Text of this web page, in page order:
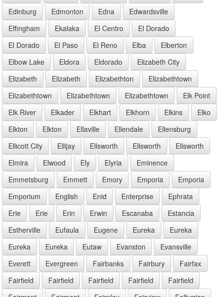
Edinburg
Edmonton Edna
Edwardsville
Effingham
Ekalaka El Centro
El Dorado
El Dorado
El Paso El Reno Elba
Elberton
Elbow Lake
Eldora Eldorado
Elizabeth City
Elizabeth
Elizabeth Elizabethton
Elizabethtown
Elizabethtown
Elizabethtown Elizabethtown
Elk Point
Elk River
Elkader Elkhart Elkhorn Elkins
Elko
Elkton
Elkton Ellaville Ellendale
Ellensburg
Ellicott City
Ellijay Ellsworth Ellsworth
Ellsworth
Elmira
Elwood Ely Elyria
Eminence
Emmetsburg
Emmett Emory Emporia
Emporia
Emporium
English Enid Enterprise
Ephrata
Erie
Erie Erin Erwin Escanaba
Estancia
Estherville
Eufaula Eugene Eureka
Eureka
Eureka
Eureka Eutaw Evanston
Evansville
Everett
Evergreen Fairbanks Fairbury
Fairfax
Fairfield
Fairfield Fairfield Fairfield
Fairfield